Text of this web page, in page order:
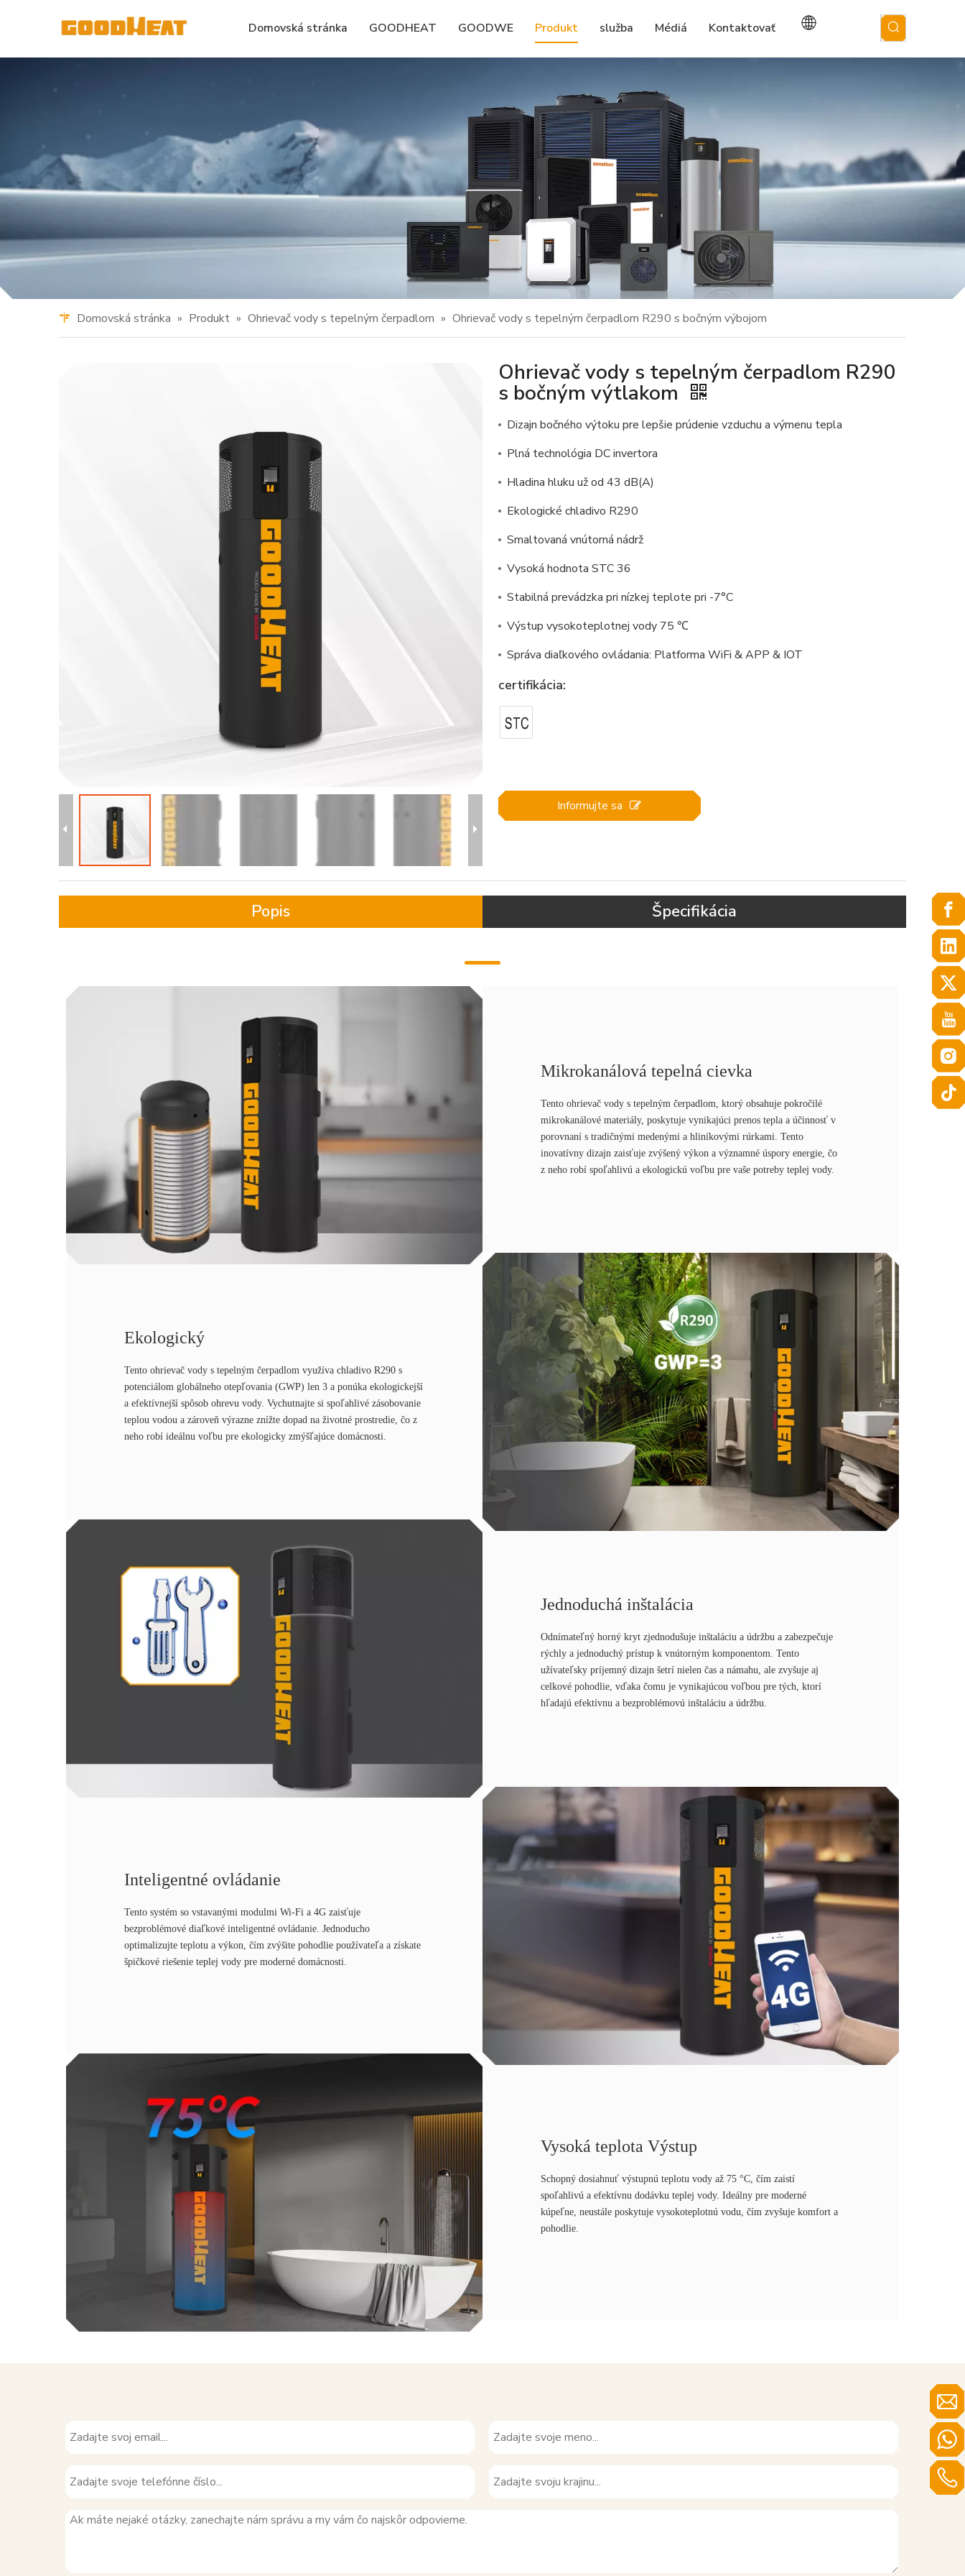
Domovská stránka GOODHEAT GOODWE Produkt služba Médiá Kontaktovať
Domovská stránka » Produkt » Ohrievač vody s tepelným čerpadlom » Ohrievač vody s tepelným čerpadlom R290 s bočným výbojom
Ohrievač vody s tepelným čerpadlom R290
s bočným výtlakom
Dizajn bočného výtoku pre lepšie prúdenie vzduchu a výmenu tepla
Plná technológia DC invertora
Hladina hluku už od 43 dB(A)
Ekologické chladivo R290
Smaltovaná vnútorná nádrž
Vysoká hodnota STC 36
Stabilná prevádzka pri nízkej teplote pri -7°C
Výstup vysokoteplotnej vody 75 ℃
Správa diaľkového ovládania: Platforma WiFi & APP & IOT
certifikácia:
Informujte sa
Popis Špecifikácia
Mikrokanálová tepelná cievka
Tento ohrievač vody s tepelným čerpadlom, ktorý obsahuje pokročilé
mikrokanálové materiály, poskytuje vynikajúci prenos tepla a účinnosť v
porovnaní s tradičnými medenými a hliníkovými rúrkami. Tento
inovatívny dizajn zaisťuje zvýšený výkon a významné úspory energie, čo
z neho robí spoľahlivú a ekologickú voľbu pre vaše potreby teplej vody.
Ekologický
Tento ohrievač vody s tepelným čerpadlom využíva chladivo R290 s
potenciálom globálneho otepľovania (GWP) len 3 a ponúka ekologickejší
a efektívnejší spôsob ohrevu vody. Vychutnajte si spoľahlivé zásobovanie
teplou vodou a zároveň výrazne znížte dopad na životné prostredie, čo z
neho robí ideálnu voľbu pre ekologicky zmýšľajúce domácnosti.
Jednoduchá inštalácia
Odnímateľný horný kryt zjednodušuje inštaláciu a údržbu a zabezpečuje
rýchly a jednoduchý prístup k vnútorným komponentom. Tento
užívateľsky príjemný dizajn šetrí nielen čas a námahu, ale zvyšuje aj
celkové pohodlie, vďaka čomu je vynikajúcou voľbou pre tých, ktorí
hľadajú efektívnu a bezproblémovú inštaláciu a údržbu.
Inteligentné ovládanie
Tento systém so vstavanými modulmi Wi-Fi a 4G zaisťuje
bezproblémové diaľkové inteligentné ovládanie. Jednoducho
optimalizujte teplotu a výkon, čím zvýšite pohodlie používateľa a získate
špičkové riešenie teplej vody pre moderné domácnosti.
Vysoká teplota Výstup
Schopný dosiahnuť výstupnú teplotu vody až 75 °C, čím zaistí
spoľahlivú a efektívnu dodávku teplej vody. Ideálny pre moderné
kúpeľne, neustále poskytuje vysokoteplotnú vodu, čím zvyšuje komfort a
pohodlie.